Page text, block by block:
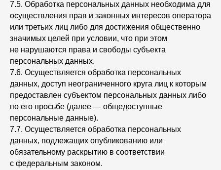
7.5. Обработка персональных данных необходима для
осуществления прав и законных интересов оператора
или третьих лиц либо для достижения общественно
значимых целей при условии, что при этом
не нарушаются права и свободы субъекта
персональных данных.
7.6. Осуществляется обработка персональных
данных, доступ неограниченного круга лиц к которым
предоставлен субъектом персональных данных либо
по его просьбе (далее — общедоступные
персональные данные).
7.7. Осуществляется обработка персональных
данных, подлежащих опубликованию или
обязательному раскрытию в соответствии
с федеральным законом.